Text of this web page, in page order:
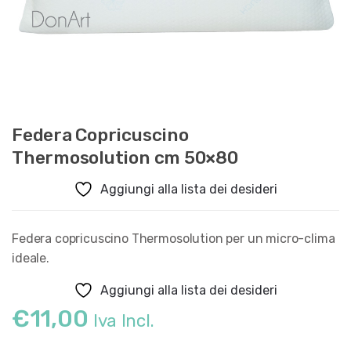
Federa Copricuscino
Thermosolution cm 50×80
Aggiungi alla lista dei desideri
Federa copricuscino Thermosolution per un micro-clima
ideale.
Aggiungi alla lista dei desideri
€11,00 Iva Incl.